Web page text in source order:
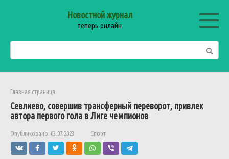
Новостной журнал
теперь онлайн
Главная страница
Севлиево, совершив трансферный переворот, привлек
автора первого гола в Лиге чемпионов
Опубликовано: 03.07.2023 Спорт